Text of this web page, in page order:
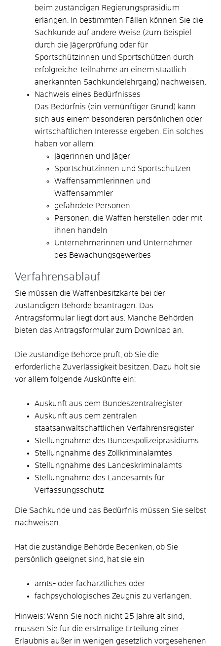
beim zuständigen Regierungspräsidium
erlangen. In bestimmten Fällen können Sie die
Sachkunde auf andere Weise (zum Beispiel
durch die Jägerprüfung oder für
Sportschützinnen und Sportschützen durch
erfolgreiche Teilnahme an einem staatlich
anerkannten Sachkundelehrgang) nachweisen.
Nachweis eines Bedürfnisses
Das Bedürfnis (ein vernünftiger Grund) kann
sich aus einem besonderen persönlichen oder
wirtschaftlichen Interesse ergeben. Ein solches
haben vor allem:
Jägerinnen und Jäger
Sportschützinnen und Sportschützen
Waffensammlerinnen und
Waffensammler
gefährdete Personen
Personen, die Waffen herstellen oder mit
ihnen handeln
Unternehmerinnen und Unternehmer
des Bewachungsgewerbes
Verfahrensablauf
Sie müssen die Waffenbesitzkarte bei der
zuständigen Behörde beantragen.
Das
Antragsformular liegt dort aus. Manche Behörden
bieten das Antragsformular zum Download an.
Die zuständige Behörde prüft, ob Sie die
erforderliche Zuverlässigkeit besitzen. Dazu holt sie
vor allem folgende Auskünfte ein:
Auskunft aus dem Bundeszentralregister
Auskunft aus dem zentralen
staatsanwaltschaftlichen Verfahrensregister
Stellungnahme des Bundespolizeipräsidiums
Stellungnahme des Zollkriminalamtes
Stellungnahme des Landeskriminalamts
Stellungnahme des Landesamts für
Verfassungsschutz
Die Sachkunde und das Bedürfnis müssen Sie selbst
nachweisen.
Hat die zuständige Behörde Bedenken, ob Sie
persönlich geeignet sind, hat sie ein
amts- oder fachärztliches oder
fachpsychologisches Zeugnis zu verlangen.
Hinweis: Wenn Sie noch nicht 25 Jahre alt sind,
müssen Sie für die erstmalige Erteilung einer
Erlaubnis außer in wenigen gesetzlich vorgesehenen